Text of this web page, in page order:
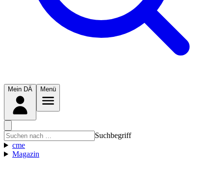
Mein DÄ Menü
Suchbegriff
cme
Magazin